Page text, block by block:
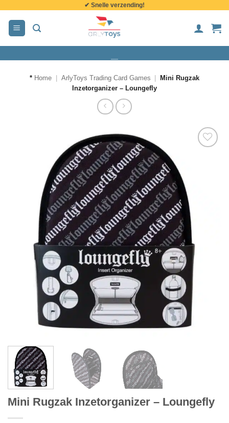
inhoud
✔ Snelle verzending!
* Home ArlyToys Trading Card Games
Mini Rugzak
Inzetorganizer – Loungefly
Mini Rugzak Inzetorganizer – Loungefly